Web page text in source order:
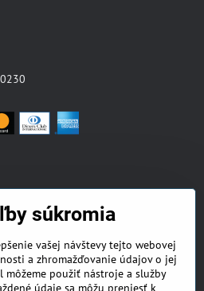
súkromia
vašej návštevy tejto webovej
a zhromažďovanie údajov o jej
môžeme použiť nástroje a služby
údaje sa môžu preniesť k